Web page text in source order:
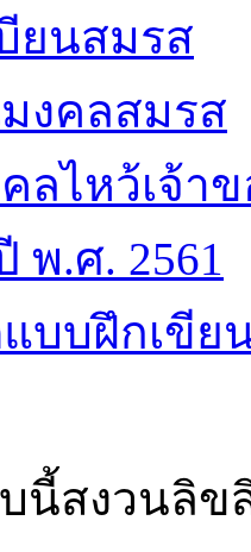
ยนสมรส
งคลสมรส
ลไหว้เจ้า
พ.ศ. 2561
บบฝึกเขีย
บนี้สงวนลิ